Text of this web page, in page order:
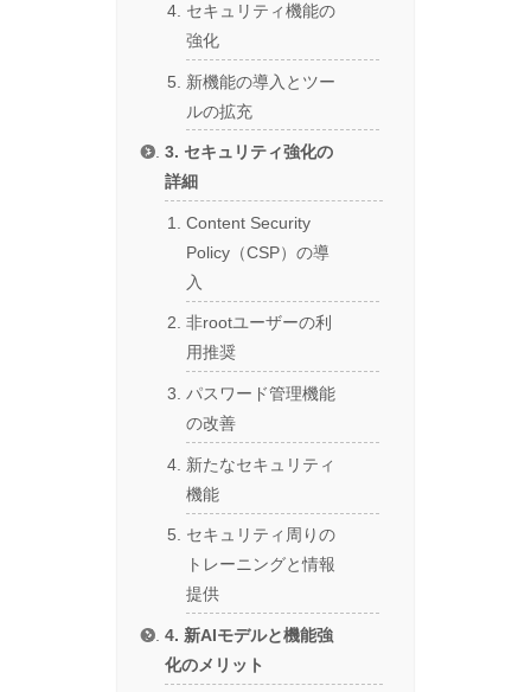
セキュリティ機能の
強化
新機能の導入とツー
ルの拡充
3. セキュリティ強化の
詳細
Content Security
Policy（CSP）の導
入
非rootユーザーの利
用推奨
パスワード管理機能
の改善
新たなセキュリティ
機能
セキュリティ周りの
トレーニングと情報
提供
4. 新AIモデルと機能強
化のメリット